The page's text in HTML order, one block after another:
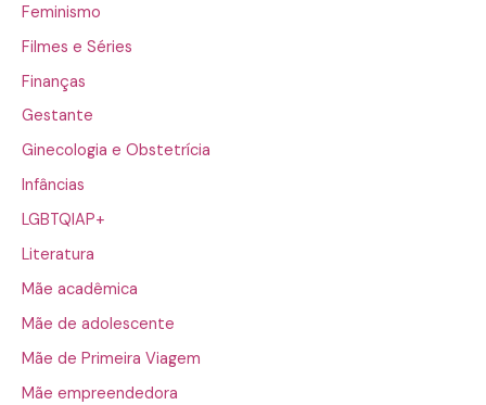
Feminismo
Filmes e Séries
Finanças
Gestante
Ginecologia e Obstetrícia
Infâncias
LGBTQIAP+
Literatura
Mãe acadêmica
Mãe de adolescente
Mãe de Primeira Viagem
Mãe empreendedora